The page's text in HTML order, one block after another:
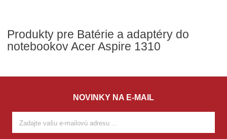
Produkty pre Batérie a adaptéry do
notebookov Acer Aspire 1310
NOVINKY NA E-MAIL